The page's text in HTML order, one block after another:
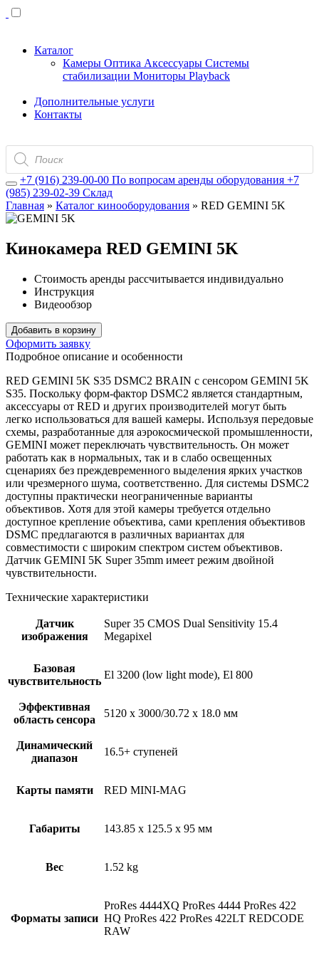
Каталог
Камеры Оптика Аксессуары Системы
стабилизации Мониторы Playback
Дополнительные услуги
Контакты
Поиск
товаров
+7 (916) 239-00-00 По вопросам аренды оборудования +7
(985) 239-02-39 Склад
Главная » Каталог кинооборудования » RED GEMINI 5K
Кинокамера RED GEMINI 5K
Стоимость аренды рассчитывается индивидуально
Инструкция
Видеообзор
Добавить в корзину
Оформить заявку
Подробное описание и особенности
RED GEMINI 5K S35 DSMC2 BRAIN с сенсором GEMINI 5K
S35. Поскольку форм-фактор DSMC2 является стандартным,
аксессуары от RED и других производителей могут быть
легко использоваться для вашей камеры. Используя передовые
схемы, разработанные для аэрокосмической промышленности,
GEMINI может переключать чувствительность. Он может
работать как в нормальных, так и в слабо освещенных
сценариях без преждевременного выделения ярких участков
или чрезмерного шума, соответственно. Для системы DSMC2
доступны практически неограниченные варианты
объективов. Хотя для этой камеры требуется отдельно
доступное крепление объектива, сами крепления объективов
DSMC предлагаются в различных вариантах для
совместимости с широким спектром систем объективов.
Датчик GEMINI 5K Super 35mm имеет режим двойной
чувствительности.
Технические характеристики
Датчик
изображения
Super 35 CMOS Dual Sensitivity 15.4
Megapixel
Базовая
чувствительность
El 3200 (low light mode), El 800
Эффективная
область сенсора
5120 x 3000/30.72 x 18.0 мм
Динамический
диапазон
16.5+ ступеней
Карты памяти RED MINI-MAG
Габариты 143.85 x 125.5 x 95 мм
Вес 1.52 kg
Форматы записи
ProRes 4444XQ ProRes 4444 ProRes 422
HQ ProRes 422 ProRes 422LT REDCODE
RAW